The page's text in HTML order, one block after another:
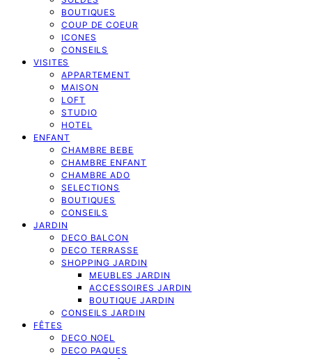
BOUTIQUES
COUP DE COEUR
ICONES
CONSEILS
VISITES
APPARTEMENT
MAISON
LOFT
STUDIO
HOTEL
ENFANT
CHAMBRE BEBE
CHAMBRE ENFANT
CHAMBRE ADO
SELECTIONS
BOUTIQUES
CONSEILS
JARDIN
DECO BALCON
DECO TERRASSE
SHOPPING JARDIN
MEUBLES JARDIN
ACCESSOIRES JARDIN
BOUTIQUE JARDIN
CONSEILS JARDIN
FÊTES
DECO NOEL
DECO PAQUES